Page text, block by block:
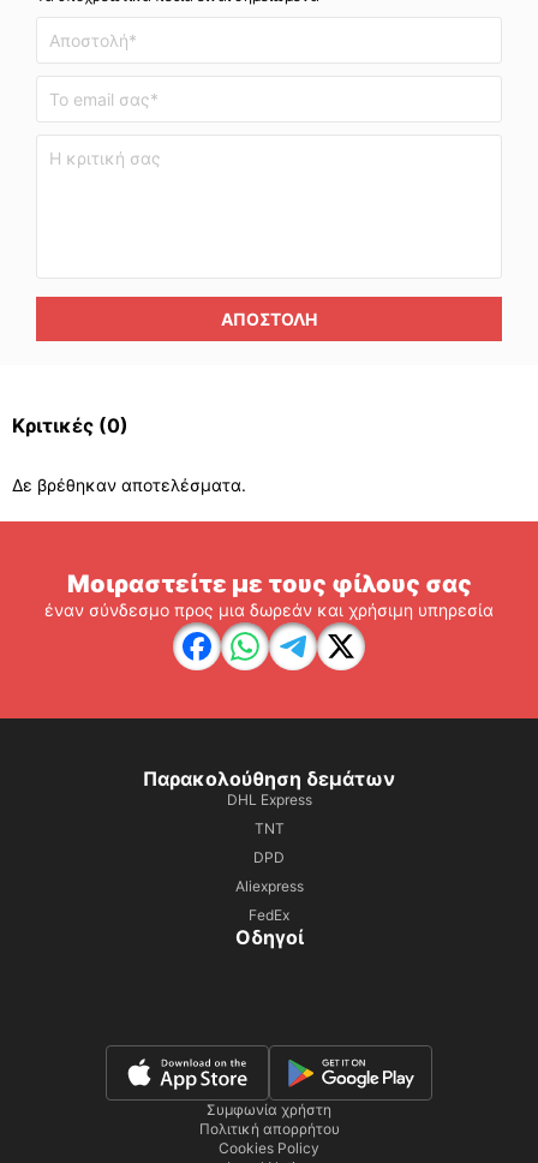
ΑΠΟΣΤΟΛΉ
Κριτικές (0)
Δε βρέθηκαν αποτελέσματα.
Μοιραστείτε με τους φίλους σας
έναν σύνδεσμο προς μια δωρεάν και χρήσιμη υπηρεσία
Παρακολούθηση δεμάτων
DHL Express
TNT
DPD
Aliexpress
FedEx
Οδηγοί
Συμφωνία χρήστη
Πολιτική απορρήτου
Cookies Policy